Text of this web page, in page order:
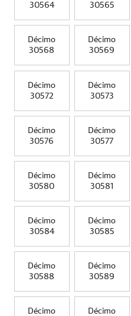
30564
30565
Décimo
30568
Décimo
30569
Décimo
30572
Décimo
30573
Décimo
30576
Décimo
30577
Décimo
30580
Décimo
30581
Décimo
30584
Décimo
30585
Décimo
30588
Décimo
30589
Décimo Décimo